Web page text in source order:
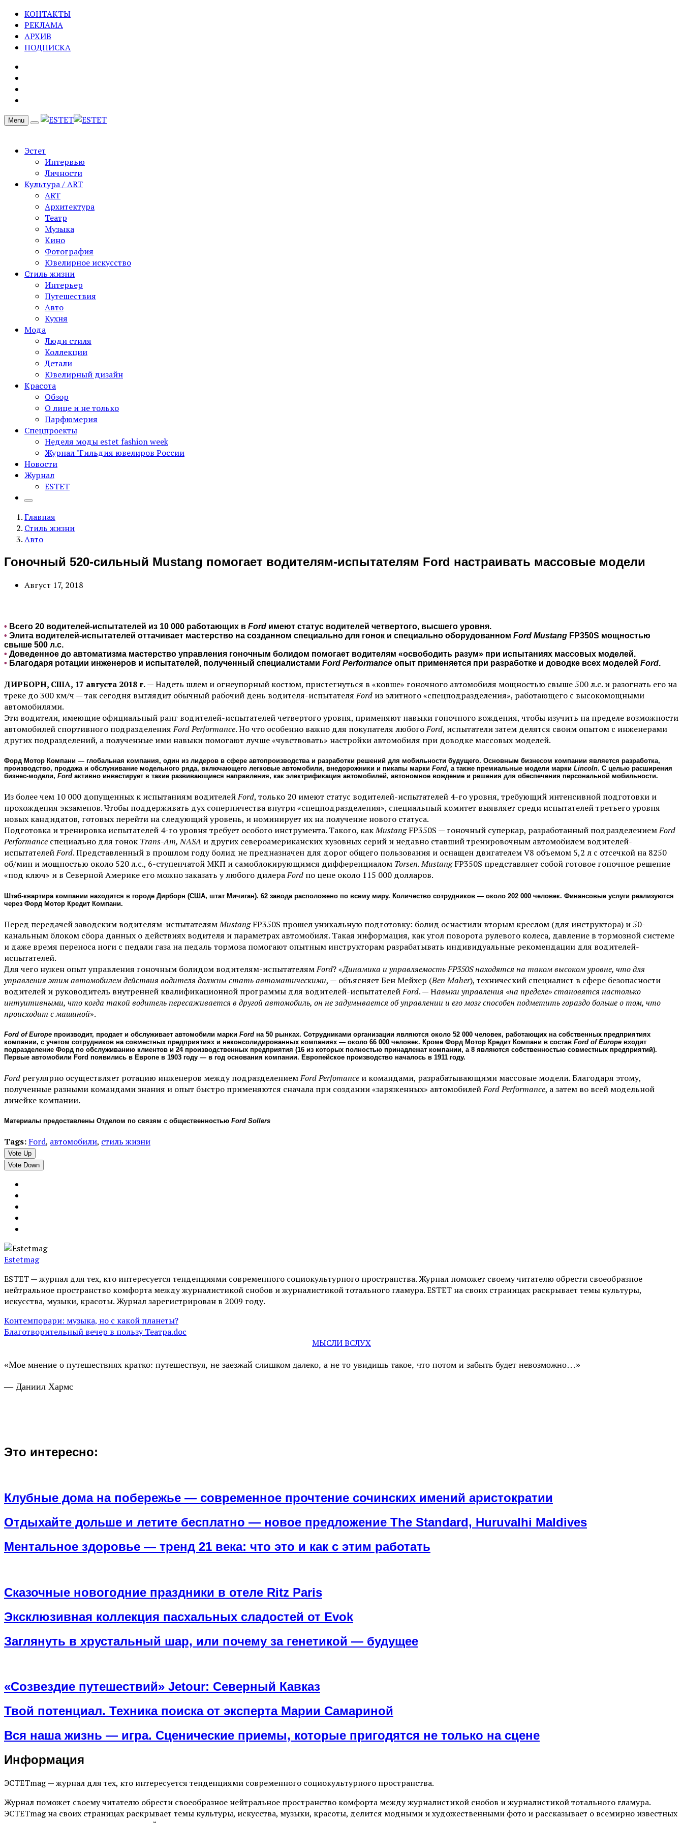
КОНТАКТЫ
РЕКЛАМА
АРХИВ
ПОДПИСКА
Menu
Эстет
Интервью
Личности
Культура / ART
ART
Архитектура
Театр
Музыка
Кино
Фотография
Ювелирное искусство
Стиль жизни
Интерьер
Путешествия
Авто
Кухня
Мода
Люди стиля
Коллекции
Детали
Ювелирный дизайн
Красота
Обзор
О лице и не только
Парфюмерия
Спецпроекты
Неделя моды estet fashion week
Журнал "Гильдия ювелиров России
Новости
Журнал
ESTET
Главная
Стиль жизни
Авто
Гоночный 520-сильный Mustang помогает водителям-испытателям Ford настраивать массовые модели
Август 17, 2018
• Всего 20 водителей-испытателей из 10 000 работающих в Ford имеют статус водителей четвертого, высшего уровня.
• Элита водителей-испытателей оттачивает мастерство на созданном специально для гонок и специально оборудованном Ford Mustang FP350S мощностью
свыше 500 л.с.
• Доведенное до автоматизма мастерство управления гоночным болидом помогает водителям «освободить разум» при испытаниях массовых моделей.
• Благодаря ротации инженеров и испытателей, полученный специалистами Ford Performance опыт применяется при разработке и доводке всех моделей Ford.
ДИРБОРН, США, 17 августа 2018 г.— Надеть шлем и огнеупорный костюм, пристегнуться в «ковше» гоночного автомобиля мощностью свыше 500 л.с. и разогнать его на
треке до 300 км/ч — так сегодня выглядит обычный рабочий день водителя-испытателяFord из элитного «спецподразделения», работающего с высокомощными
автомобилями.
Эти водители, имеющие официальный ранг водителей-испытателей четвертого уровня, применяют навыки гоночного вождения, чтобы изучить на пределе возможности
автомобилей спортивного подразделенияFord Performance. Но что особенно важно для покупателя любогоFord, испытатели затем делятся своим опытом с инженерами
других подразделений, а полученные ими навыки помогают лучше «чувствовать» настройки автомобиля при доводке массовых моделей.
Форд Мотор Компани — глобальная компания, один из лидеров в сфере автопроизводства и разработки решений для мобильности будущего. Основным бизнесом компании является разработка,
производство, продажа и обслуживание модельного ряда, включающего легковые автомобили, внедорожники и пикапы марки Ford, а также премиальные модели марки Lincoln. С целью расширения
бизнес-модели, Ford активно инвестирует в такие развивающиеся направления, как электрификация автомобилей, автономное вождение и решения для обеспечения персональной мобильности.
Из более чем 10 000 допущенных к испытаниям водителейFord, только 20 имеют статус водителей-испытателей 4-го уровня, требующий интенсивной подготовки и
прохождения экзаменов. Чтобы поддерживать дух соперничества внутри «спецподразделения», специальный комитет выявляет среди испытателей третьего уровня
новых кандидатов, готовых перейти на следующий уровень, и номинирует их на получение нового статуса.
Подготовка и тренировка испытателей 4-го уровня требует особого инструмента. Такого, какMustangFP350S — гоночный суперкар, разработанный подразделениемFord
Performanсe специально для гонок Trans-Am, NASA и других североамериканских кузовных серий и недавно ставший тренировочным автомобилем водителей-
испытателейFord. Представленный в прошлом году болид не предназначен для дорог общего пользования и оснащен двигателем V8 объемом 5,2 л с отсечкой на 8250
об/мин и мощностью около 520 л.с., 6-ступенчатой МКП и самоблокирующимся дифференциалом Torsen. MustangFP350S представляет собой готовое гоночное решение
«под ключ» и в Северной Америке его можно заказать у любого дилераFord по цене около 115 000 долларов.
Штаб-квартира компании находится в городе Дирбоpн (США, штат Мичиган). 62 завода расположено по всему миру. Количество сотрудников — около 202 000 человек. Финансовые услуги реализуются
через Форд Мотор Кредит Компани.
Перед передачей заводским водителям-испытателямMustangFP350S прошел уникальную подготовку: болид оснастили вторым креслом (для инструктора) и 50-
канальным блоком сбора данных о действиях водителя и параметрах автомобиля. Такая информация, как угол поворота рулевого колеса, давление в тормозной системе
и даже время переноса ноги с педали газа на педаль тормоза помогают опытным инструкторам разрабатывать индивидуальные рекомендации для водителей-
испытателей.
Для чего нужен опыт управления гоночным болидом водителям-испытателямFord? «Динамика и управляемость FP350S находятся на таком высоком уровне, что для
управления этим автомобилем действия водителя должны стать автоматическими, — объясняет Бен Мейхер (Ben Maher), технический специалист в сфере безопасности
водителей и руководитель внутренней квалификационной программы для водителей-испытателейFord. — Навыки управления «на пределе» становятся настолько
интуитивными, что когда такой водитель пересаживается в другой автомобиль, он не задумывается об управлении и его мозг способен подметить гораздо больше о том, что
происходит с машиной».
Ford of Europe производит, продает и обслуживает автомобили марки Ford на 50 рынках. Сотрудниками организации являются около 52 000 человек, работающих на собственных предприятиях
компании, с учетом сотрудников на совместных предприятиях и неконсолидированных компаниях — около 66 000 человек. Кроме Форд Мотор Кредит Компани в состав Ford of Europe входит
подразделение Форд по обслуживанию клиентов и 24 производственных предприятия (16 из которых полностью принадлежат компании, а 8 являются собственностью совместных предприятий).
Первые автомобили Ford появились в Европе в 1903 году — в год основания компании. Европейское производство началось в 1911 году.
Ford регулярно осуществляет ротацию инженеров между подразделениемFord Perfomance и командами, разрабатывающими массовые модели. Благодаря этому,
полученные разными командами знания и опыт быстро применяются сначала при создании «заряженных» автомобилейFord Performance, а затем во всей модельной
линейке компании.
Материалы предоставлены Отделом по связям с общественностью Ford Sollers
Tags: Ford, автомобили, стиль жизни
Vote Up
Vote Down
Estetmag
ESTET — журнал для тех, кто интересуeтся тенденциями современного социокультурного пространства. Журнал поможет своему читателю обрести своеобразное
нейтральное пространство комфорта между журналистикой снобов и журналистикой тотального гламура. ESTET на своих страницах раскрывает темы культуры,
искусства, музыки, красоты. Журнал зарегистрирован в 2009 году.
Контемпорари: музыка, но с какой планеты?
Благотворительный вечер в пользу Театра.doc
МЫСЛИ ВСЛУХ
«Мое мнение о путешествиях кратко: путешествуя, не заезжай слишком далеко, а не то увидишь такое, что потом и забыть будет невозможно…»
— Даниил Хармс
Это интересно:
Клубные дома на побережье — современное прочтение сочинских имений аристократии
Отдыхайте дольше и летите бесплатно — новое предложение The Standard, Huruvalhi Maldives
Ментальное здоровье — тренд 21 века: что это и как с этим работать
Сказочные новогодние праздники в отеле Ritz Paris
Эксклюзивная коллекция пасхальных сладостей от Evok
Заглянуть в хрустальный шар, или почему за генетикой — будущее
«Созвездие путешествий» Jetour: Северный Кавказ
Твой потенциал. Техника поиска от эксперта Марии Самариной
Вся наша жизнь — игра. Сценические приемы, которые пригодятся не только на сцене
Информация
ЭСТЕТmag — журнал для тех, кто интересуется тенденциями современного социокультурного пространства.
Журнал поможет своему читателю обрести своеобразное нейтральное пространство комфорта между журналистикой снобов и журналистикой тотального гламура.
ЭСТЕТmag на своих страницах раскрывает темы культуры, искусства, музыки, красоты, делится модными и художественными фото и рассказывает о всемирно известных